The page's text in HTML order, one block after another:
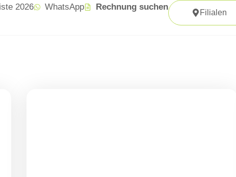
2026 WhatsApp Rechnung suchen
Filialen